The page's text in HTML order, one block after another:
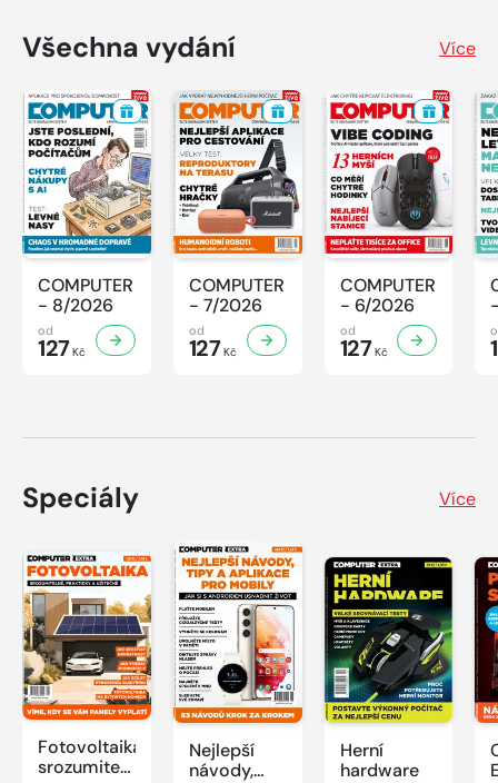
Všechna vydání Více
COMPUTER
- 8/2026
od
127Kč
COMPUTER
- 7/2026
od
127Kč
COMPUTER
- 6/2026
od
127 Kč
Speciály Více
Fotovoltaika:
srozumitelně,
Nejlepší
návody,
Herní
hardware